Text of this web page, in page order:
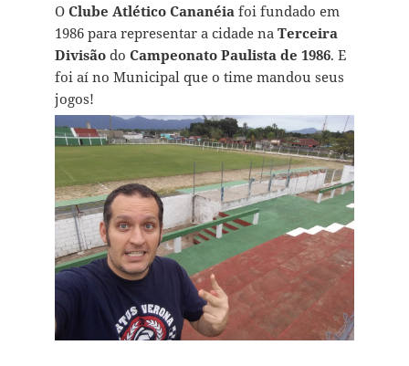
O Clube Atlético Cananéiafoi fundado em
1986 para representar a cidade na Terceira
Divisãodo Campeonato Paulista de 1986. E
foi aí no Municipal que o time mandou seus
jogos!